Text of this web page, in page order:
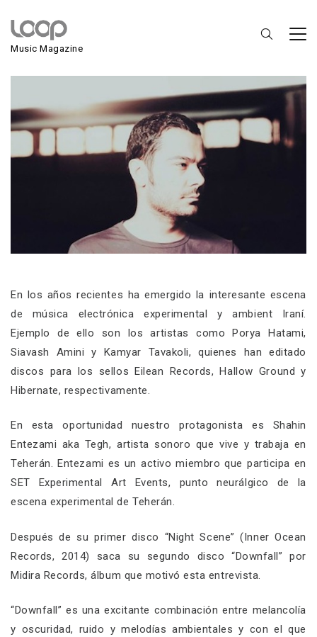
Music Magazine
Tegh
En los años recientes ha emergido la interesante escena
de música electrónica experimental y ambient Iraní.
Ejemplo de ello son los artistas como Porya Hatami,
Siavash Amini y Kamyar Tavakoli, quienes han editado
discos para los sellos Eilean Records, Hallow Ground y
Hibernate, respectivamente.
En esta oportunidad nuestro protagonista es Shahin
Entezami aka Tegh, artista sonoro que vive y trabaja en
Teherán. Entezami es un activo miembro que participa en
SET Experimental Art Events, punto neurálgico de la
escena experimental de Teherán.
Después de su primer disco “Night Scene” (Inner Ocean
Records, 2014) saca su segundo disco “Downfall” por
Midira Records, álbum que motivó esta entrevista.
“Downfall” es una excitante combinación entre melancolía
y oscuridad, ruido y melodías ambientales y con el que